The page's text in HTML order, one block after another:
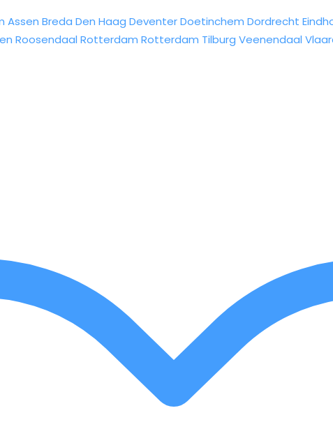
Assen Breda Den Haag DeventerDoetinchem Dordrecht
Roosendaal Rotterdam Rotterdam Tilburg Veenendaal